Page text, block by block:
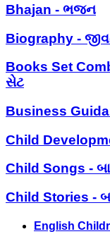
Bhajan - ભજન
Biography -
Books Set
સેટ
Business
Child
Child Songs -
Child Stories -
English